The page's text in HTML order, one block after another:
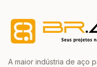
A maior indústria de aço